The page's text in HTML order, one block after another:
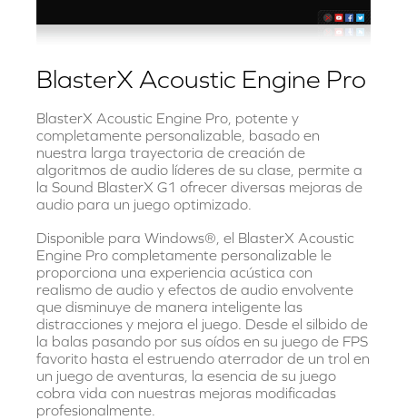
BlasterX Acoustic Engine Pro
BlasterX Acoustic Engine Pro, potente y
completamente personalizable, basado en
nuestra larga trayectoria de creación de
algoritmos de audio líderes de su clase, permite a
la Sound BlasterX G1 ofrecer diversas mejoras de
audio para un juego optimizado.
Disponible para Windows®, el BlasterX Acoustic
Engine Pro completamente personalizable le
proporciona una experiencia acústica con
realismo de audio y efectos de audio envolvente
que disminuye de manera inteligente las
distracciones y mejora el juego. Desde el silbido de
la balas pasando por sus oídos en su juego de FPS
favorito hasta el estruendo aterrador de un trol en
un juego de aventuras, la esencia de su juego
cobra vida con nuestras mejoras modificadas
profesionalmente.